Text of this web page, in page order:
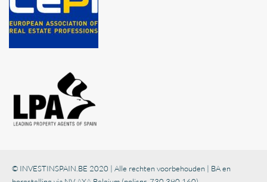
© INVESTINSPAIN.BE 2020 | Alle rechten voorbehouden | BA en